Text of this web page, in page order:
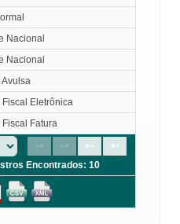
Nacional
Nacional
Avulsa
Fiscal Eletrônica
Fiscal Fatura
Encontrados: 10